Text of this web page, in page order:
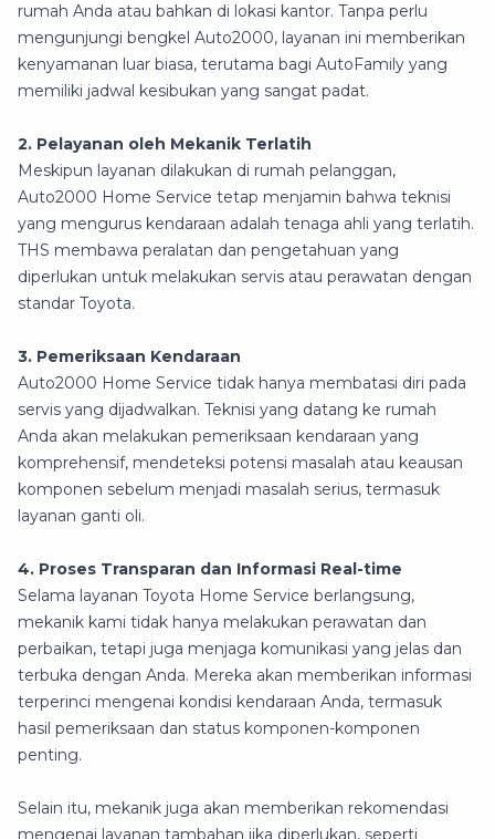
rumah Anda atau bahkan di lokasi kantor. Tanpa perlu
mengunjungi bengkel Auto2000, layanan ini memberikan
kenyamanan luar biasa, terutama bagi AutoFamily yang
memiliki jadwal kesibukan yang sangat padat.
2. Pelayanan oleh Mekanik Terlatih
Meskipun layanan dilakukan di rumah pelanggan,
Auto2000 Home Service tetap menjamin bahwa teknisi
yang mengurus kendaraan adalah tenaga ahli yang terlatih.
THS membawa peralatan dan pengetahuan yang
diperlukan untuk melakukan servis atau perawatan dengan
standar Toyota.
3. Pemeriksaan Kendaraan
Auto2000 Home Service tidak hanya membatasi diri pada
servis yang dijadwalkan. Teknisi yang datang ke rumah
Anda akan melakukan pemeriksaan kendaraan yang
komprehensif, mendeteksi potensi masalah atau keausan
komponen sebelum menjadi masalah serius, termasuk
layanan ganti oli.
4. Proses Transparan dan Informasi Real-time
Selama layanan Toyota Home Service berlangsung,
mekanik kami tidak hanya melakukan perawatan dan
perbaikan, tetapi juga menjaga komunikasi yang jelas dan
terbuka dengan Anda. Mereka akan memberikan informasi
terperinci mengenai kondisi kendaraan Anda, termasuk
hasil pemeriksaan dan status komponen-komponen
penting.
Selain itu, mekanik juga akan memberikan rekomendasi
mengenai layanan tambahan jika diperlukan, seperti